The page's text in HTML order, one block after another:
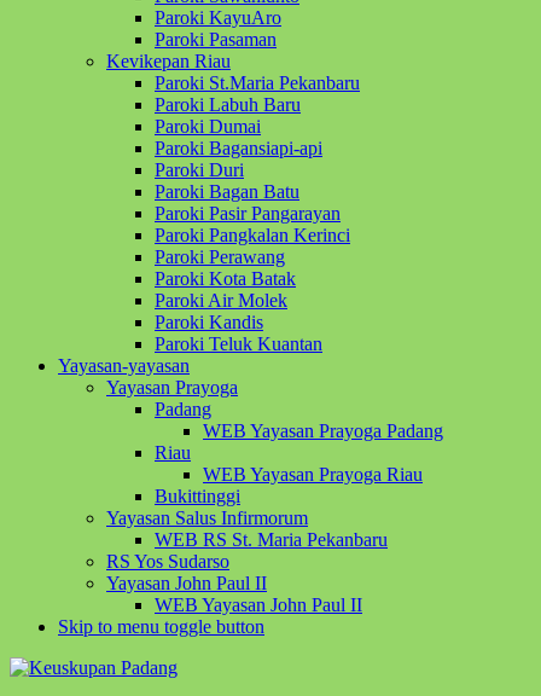
Paroki KayuAro
Paroki Pasaman
Kevikepan Riau
Paroki St.Maria Pekanbaru
Paroki Labuh Baru
Paroki Dumai
Paroki Bagansiapi-api
Paroki Duri
Paroki Bagan Batu
Paroki Pasir Pangarayan
Paroki Pangkalan Kerinci
Paroki Perawang
Paroki Kota Batak
Paroki Air Molek
Paroki Kandis
Paroki Teluk Kuantan
Yayasan-yayasan
Yayasan Prayoga
Padang
WEB Yayasan Prayoga Padang
Riau
WEB Yayasan Prayoga Riau
Bukittinggi
Yayasan Salus Infirmorum
WEB RS St. Maria Pekanbaru
RS Yos Sudarso
Yayasan John Paul II
WEB Yayasan John Paul II
Skip to menu toggle button